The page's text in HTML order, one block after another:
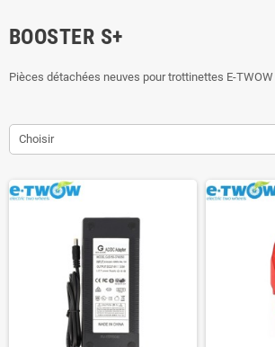
BOOSTER S+
Pièces détachées neuves pour trottinettes E-
Choisir